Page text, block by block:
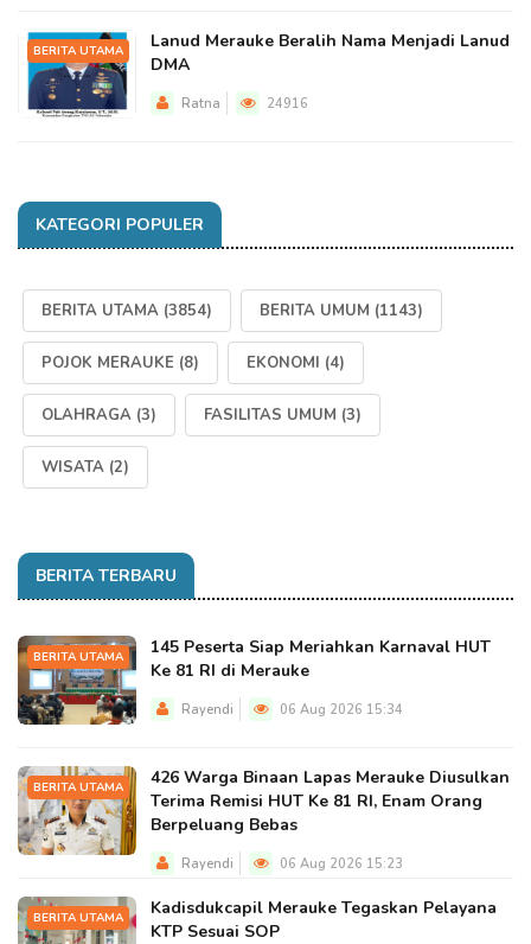
BERITA UTAMA
Lanud Merauke Beralih Nama Menjadi Lanud
DMA
Ratna 24916
KATEGORI POPULER
BERITA UTAMA (3854) BERITA UMUM (1143)
POJOK MERAUKE (8) EKONOMI (4)
OLAHRAGA (3) FASILITAS UMUM (3)
WISATA (2)
BERITA TERBARU
BERITA UTAMA
145 Peserta Siap Meriahkan Karnaval HUT
Ke 81 RI di Merauke
Rayendi 06 Aug 2026 15:34
BERITA UTAMA
426 Warga Binaan Lapas Merauke Diusulkan
Terima Remisi HUT Ke 81 RI, Enam Orang
Berpeluang Bebas
Rayendi 06 Aug 2026 15:23
BERITA UTAMA
Kadisdukcapil Merauke Tegaskan Pelayana
KTP Sesuai SOP